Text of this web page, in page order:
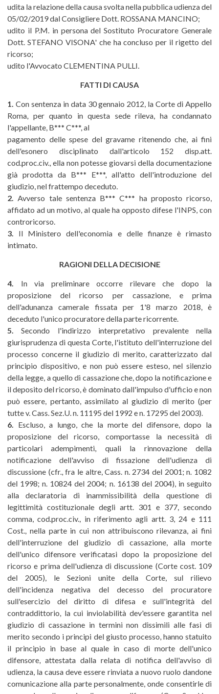
udita la relazione della causa svolta nella pubblica udienza del
05/02/2019 dal Consigliere Dott. ROSSANA MANCINO;
udito il P.M. in persona del Sostituto Procuratore Generale
Dott. STEFANO VISONA' che ha concluso per il rigetto del
ricorso;
udito l'Avvocato CLEMENTINA PULLI.
FATTI DI CAUSA
1. Con sentenza in data 30 gennaio 2012, la Corte di Appello
Roma, per quanto in questa sede rileva, ha condannato
l'appellante, B*** C***, al
pagamento delle spese del gravame ritenendo che, ai fini
dell'esonero disciplinato dall'articolo 152 disp.att.
cod.proc.civ., ella non potesse giovarsi della documentazione
già prodotta da B*** E***, all'atto dell'introduzione del
giudizio, nel frattempo deceduto.
2.
Avverso tale sentenza B*** C*** ha proposto ricorso,
affidato ad un motivo, al quale ha opposto difese l'INPS, con
controricorso.
3.
Il Ministero dell'economia e delle finanze è rimasto
intimato.
RAGIONI DELLA DECISIONE
4.
In via preliminare occorre rilevare che dopo la
proposizione del ricorso per cassazione, e prima
dell'adunanza camerale fissata per 1'8 marzo 2018, è
deceduto l'unico procuratore della parte ricorrente.
5.
Secondo l'indirizzo interpretativo prevalente nella
giurisprudenza di questa Corte, l'istituto dell'interruzione del
processo concerne il giudizio di merito, caratterizzato dal
principio dispositivo, e non può essere esteso, nel silenzio
della legge, a quello di cassazione che, dopo la notificazione e
il deposito del ricorso, è dominato dall'impulso d'ufficio e non
può essere, pertanto, assimilato al giudizio di merito (per
tutte v. Cass. Sez.U. n. 11195 del 1992 e n. 17295 del 2003).
6.
Escluso, a lungo, che la morte del difensore, dopo la
proposizione del ricorso, comportasse la necessità di
particolari adempimenti, quali la rinnovazione della
notificazione dell'avviso di fissazione dell'udienza di
discussione (cfr., fra le altre, Cass. n. 2734 del 2001; n. 1082
del 1998; n. 10824 del 2004; n. 16138 del 2004), in seguito
alla declaratoria di inammissibilità della questione di
legittimità costituzionale degli artt. 301 e 377, secondo
comma, cod.proc.civ., in riferimento agli artt. 3, 24 e 111
Cost., nella parte in cui non attribuiscono rilevanza, ai fini
dell'interruzione del giudizio di cassazione, alla morte
dell'unico difensore verificatasi dopo la proposizione del
ricorso e prima dell'udienza di discussione (Corte cost. 109
del 2005), le Sezioni unite della Corte, sul rilievo
dell'incidenza negativa del decesso del procuratore
sull'esercizio del diritto di difesa e sull'integrità del
contraddittorio, la cui inviolabilità dev'essere garantita nel
giudizio di cassazione in termini non dissimili alle fasi di
merito secondo i principi del giusto processo, hanno statuito
il principio in base al quale in caso di morte dell'unico
difensore, attestata dalla relata di notifica dell'avviso di
udienza, la causa deve essere rinviata a nuovo ruolo dandone
comunicazione alla parte personalmente, onde consentirle di